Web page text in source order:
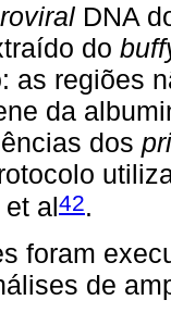
DNA
do
as regiões
da
dos
al42.
foram
de